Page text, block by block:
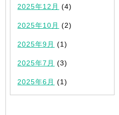
2025年12月 (4)
2025年10月 (2)
2025年9月 (1)
2025年7月 (3)
2025年6月 (1)